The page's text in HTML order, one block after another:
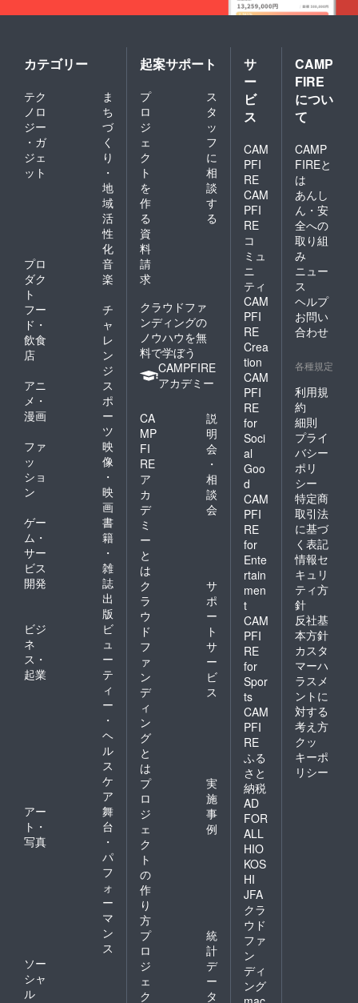
＠ntチ
円分 ・
お礼の
手紙 ・
当店
ページ
ター
ネーム
の記載
カテゴリー
テク
ノロ
ジー
・ガ
ジェ
ット
ま
ち
づ
く
り
・
地
域
活
性
化
プロ
ダク
ト
音
楽
フー
ド・
飲食
店
チ
ャ
レ
ン
ジ
アニ
メ・
漫画
ス
ポ
ー
ツ
ファ
ッ
ショ
ン
映
像
・
映
画
ゲー
ム・
サー
ビス
開発
書
籍
・
雑
誌
出
版
ビジ
ネ
ス・
起業
ビ
ュ
ー
テ
ィ
ー
・
ヘ
ル
ス
ケ
ア
アー
ト・
写真
舞
台
・
パ
フ
ォ
ー
マ
ン
ス
ソー
シャ
ル
起案サポート
プ
ロ
ジ
ェ
ク
ト
を
作
る
ス
タ
ッ
フ
に
相
談
す
る
資
料
請
求
クラウドファ
ンディングの
ノウハウを無
料で学ぼう
CAMPFIRE
アカデミー
CA
MP
FI
RE
ア
カ
デ
ミ
ー
と
は
説
明
会
・
相
談
会
ク
ラ
ウ
ド
フ
ァ
ン
デ
ィ
ン
グ
と
は
サ
ポ
ー
ト
サ
ー
ビ
ス
プ
ロ
ジ
ェ
ク
ト
の
作
り
方
実
施
事
例
プ
ロ
ジ
ェ
ク
統
計
デ
ー
タ
サ
ー
ビ
ス
CAM
PFI
RE
CAM
PFI
RE
コ
ミュ
ニ
ティ
CAM
PFI
RE
Crea
tion
CAM
PFI
RE
for
Soci
al
Goo
d
CAM
PFI
RE
for
Ente
rtain
men
t
CAM
PFI
RE
for
Spor
ts
CAM
PFI
RE
ふる
さと
納税
AD
FOR
ALL
HIO
KOS
HI
JFA
クラ
ウド
ファ
ン
ディ
ング
CAMP
FIRE
につい
て
CAMP
FIREと
は
あんし
ん・安
全への
取り組
み
ニュー
ス
ヘルプ
お問い
合わせ
各種規定
利用規
約
細則
プライ
バシー
ポリ
シー
特定商
取引法
に基づ
く表記
情報セ
キュリ
ティ方
針
反社基
本方針
カスタ
マーハ
ラスメ
ントに
対する
考え方
クッ
キーポ
リシー